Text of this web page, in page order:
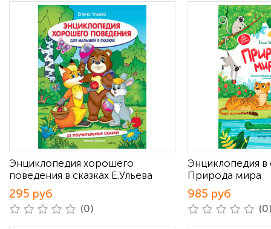
Энциклопедия хорошего
поведения в сказках Е.Ульева
295 руб
(0)
Энциклопедия в
Природа мира
985 руб